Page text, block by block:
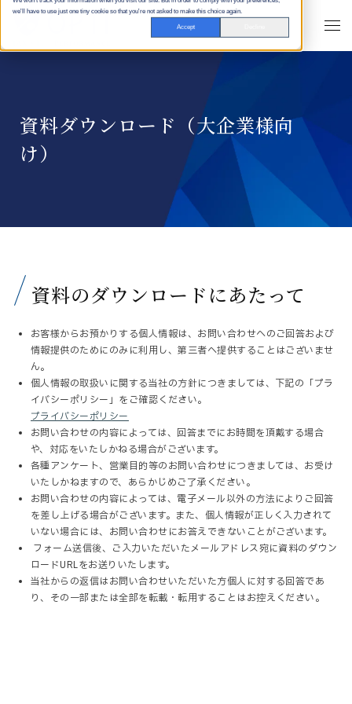
we'll have to use just one tiny cookie so that you're not asked to make this choice again.
Accept
資料ダウンロード（大企業様向
け）
資料のダウンロードにあたって
お客様からお預かりする個人情報は、お問い合わせへのご回答および
情報提供のためにのみに利用し、第三者へ提供することはございませ
ん。
個人情報の取扱いに関する当社の方針につきましては、下記の「プラ
イバシーポリシー」をご確認ください。
プライバシーポリシー
お問い合わせの内容によっては、回答までにお時間を頂戴する場合
や、対応をいたしかねる場合がございます。
各種アンケート、営業目的等のお問い合わせにつきましては、お受け
いたしかねますので、あらかじめご了承ください。
お問い合わせの内容によっては、電子メール以外の方法によりご回答
を差し上げる場合がございます。また、個人情報が正しく入力されて
いない場合には、お問い合わせにお答えできないことがございます。
フォーム送信後、ご入力いただいたメールアドレス宛に資料のダウン
ロードURLをお送りいたします。
当社からの返信はお問い合わせいただいた方個人に対する回答であ
り、その一部または全部を転載・転用することはお控えください。